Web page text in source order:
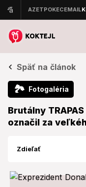
Späť na článok
🏞 Fotogaléria
Brutálny
označil za
Zdieľať